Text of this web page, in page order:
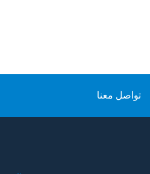
تواصل معنا